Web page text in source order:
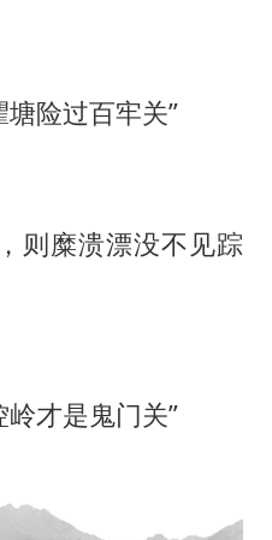
险过百牢关”
则糜溃漂没不见踪
才是鬼门关”